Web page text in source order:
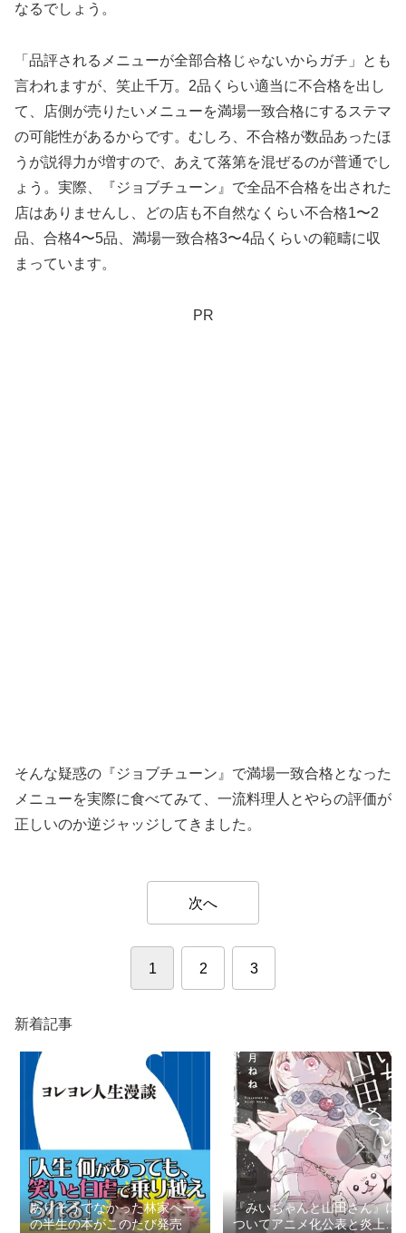
なるでしょう。
「品評されるメニューが全部合格じゃないからガチ」とも
言われますが、笑止千万。2品くらい適当に不合格を出し
て、店側が売りたいメニューを満場一致合格にするステマ
の可能性があるからです。むしろ、不合格が数品あったほ
うが説得力が増すので、あえて落第を混ぜるのが普通でし
ょう。実際、『ジョブチューン』で全品不合格を出された
店はありませんし、どの店も不自然なくらい不合格1〜2
品、合格4〜5品、満場一致合格3〜4品くらいの範疇に収
まっています。
PR
そんな疑惑の『ジョブチューン』で満場一致合格となった
メニューを実際に食べてみて、一流料理人とやらの評価が
正しいのか逆ジャッジしてきました。
次へ
1 2 3
新着記事
ありそうでなかった林家ペー
の半生の本がこのたび発売
『みいちゃんと山田さん』に
ついてアニメ化公表と炎上で